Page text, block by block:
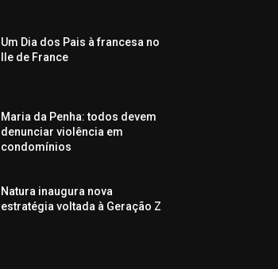
Um Dia dos Pais à francesa no
Ile de France
Maria da Penha: todos devem
denunciar violência em
condomínios
Natura inaugura nova
estratégia voltada à Geração Z